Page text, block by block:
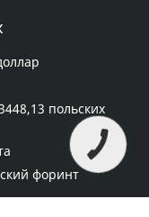
польских
форинт